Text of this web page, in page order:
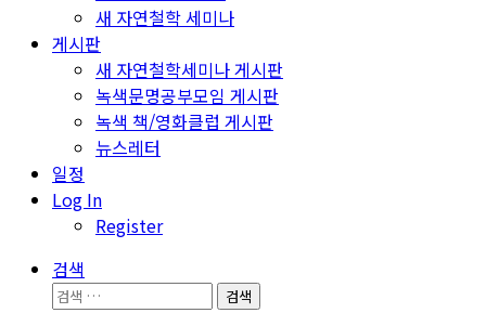
새 자연철학 세미나
게시판
새 자연철학세미나 게시판
녹색문명공부모임 게시판
녹색 책/영화클럽 게시판
뉴스레터
일정
Log In
Register
검색
검